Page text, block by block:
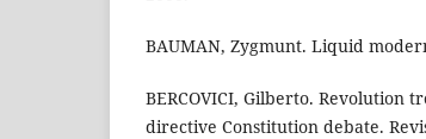
BAUMAN, Zygmunt. Liquid
BERCOVICI, Gilberto. Revolution
directive Constitution debate.